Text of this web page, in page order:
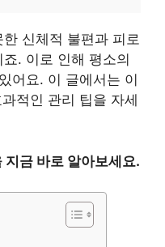
신체적 불편과 피로
. 이로 인해 평소의
어요. 이 글에서는 이
적인 관리 팁을 자세
지금 바로 알아보세요.